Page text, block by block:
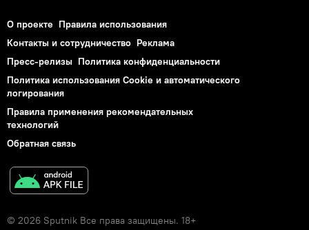
О проекте Правила использования
Контакты и сотрудничество Реклама
Пресс-релизы Политика конфиденциальности
Политика использования Cookie и автоматического
логирования
Правила применения рекомендательных
технологий
Обратная связь
© 2026 Sputnik Все права защищены. 18+